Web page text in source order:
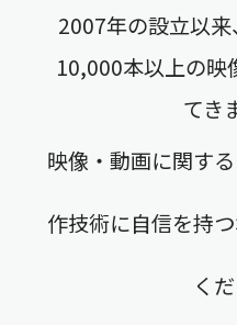
2007年の設立以
10,000本以上の映
てき
映像・動画に関す
作技術に自信を持
く